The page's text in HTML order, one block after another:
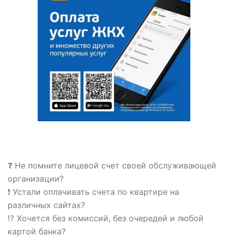
❓ Не помните лицевой счет своей обслуживающей
организации?
❗ Устали оплачивать счета по квартире на
различных сайтах?
⁉️ Хочется без комиссий, без очередей и любой
картой банка?